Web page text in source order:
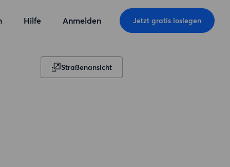
Hilfe Anmelden Jetzt gratis loslegen
Straßenansicht